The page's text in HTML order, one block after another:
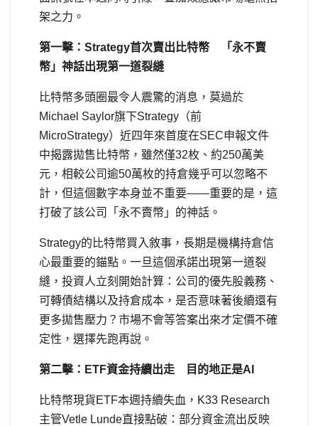
架之力。
第一擊：Strategy首次賣出比特幣 「永不賣
幣」神話出現第一道裂縫
比特幣多頭圈最令人震驚的消息，莫過於
Michael Saylor旗下Strategy（前
MicroStrategy）近四年來首度在SEC申報文件
中揭露拋售比特幣，雖然僅32枚、約250萬美
元，相較公司逾50萬枚的持倉幾乎可以忽略不
計，但這個數字本身並不重要——重要的是，這
打破了該公司「永不賣幣」的神話。
Strategy的比特幣買入敘事，長期是機構持倉信
心最重要的錨點。一旦這個承諾出現第一道裂
縫，投資人立刻開始計算：公司的優先股義務、
可轉債結構以及持倉成本，是否意味著後續還有
更多拋售壓力？市場不會等答案出來才定價不確
定性，選擇先跑再說。
第二擊：ETF資金持續出走 目的地正是AI
比特幣現貨ETF本週持續失血，K33 Research
主管Vetle Lunde直接點破：部分資金流出反映